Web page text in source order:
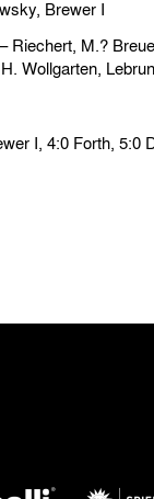
Brewer I
Riechert, M.?
Wollgarten,